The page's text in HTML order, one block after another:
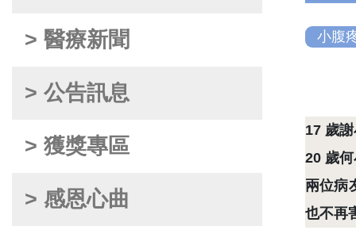
> 醫療新聞
> 公告訊息
> 獲獎專區
> 感恩心曲
小腹
17 歲
20 歲
兩位病
也不再